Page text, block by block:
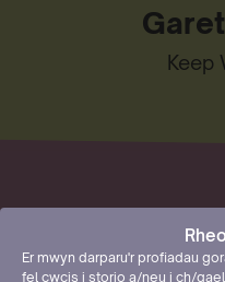
Er mwyn darparu'r profiadau
fel cwcis i storio a/neu i ch/
Keep
Cymru